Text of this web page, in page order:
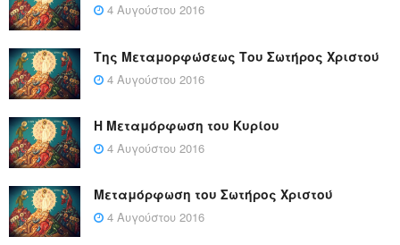
4 Αυγούστου 2016
Της Μεταμορφώσεως Του Σωτήρος Χριστού
4 Αυγούστου 2016
Η Μεταμόρφωση του Κυρίου
4 Αυγούστου 2016
Μεταμόρφωση του Σωτήρος Χριστού
4 Αυγούστου 2016